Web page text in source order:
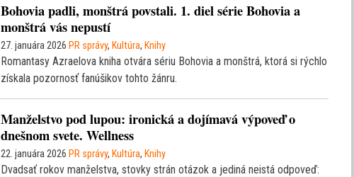
Bohovia padli, monštrá povstali. 1. diel série Bohovia a
monštrá vás nepustí
27. januára 2026 PR správy, Kultúra, Knihy
Romantasy Azraelova kniha otvára sériu Bohovia a monštrá, ktorá si rýchlo
získala pozornosť fanúšikov tohto žánru.
Manželstvo pod lupou: ironická a dojímavá výpoveď o
dnešnom svete. Wellness
22. januára 2026 PR správy, Kultúra, Knihy
Dvadsať rokov manželstva, stovky strán otázok a jediná neistá odpoveď: